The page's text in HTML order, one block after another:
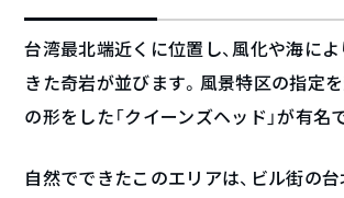
台湾最北端近くに位置し、風化や海に
きた奇岩が並びます。風景特区の指定
の形をした「クイーンズヘッド」が有名
自然でできたこのエリアは、ビル街の